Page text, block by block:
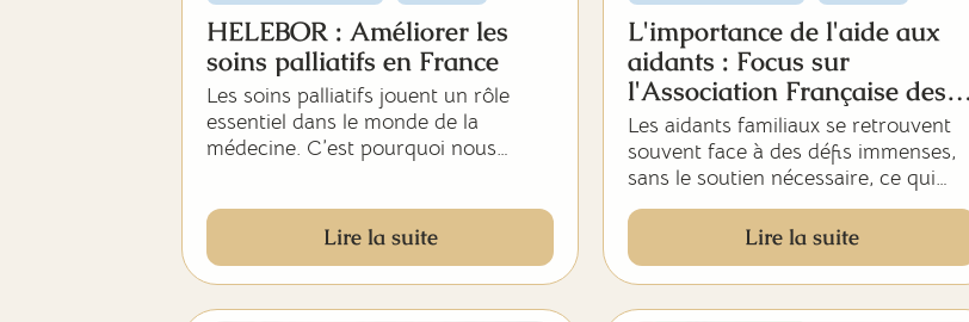
HELEBOR : Améliorer les
soins palliatifs en France
Les soins palliatifs jouent un rôle
essentiel dans le monde de la
médecine. C’est pourquoi nous
général dédiée à la progression des
soins palliatifs en France.
Lire la suite
L'importance de l'aide aux
aidants : Focus sur
l'Association Française des
Aidants
Les aidants familiaux se retrouvent
souvent face à des défis immenses,
sans le soutien nécessaire, ce qui
peut entraîner des situations de
détresse pour eux et leurs proches.
C’est pourquoi nous avons choisi de
vous parler de l’Association
Lire la suite